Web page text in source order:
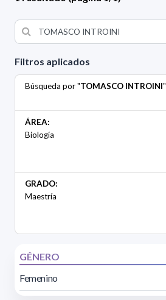
Filtros aplicados
Búsqueda por "TOMASCO INTROINI"
ÁREA:
Biología
GRADO:
Maestría
GÉNERO
Femenino